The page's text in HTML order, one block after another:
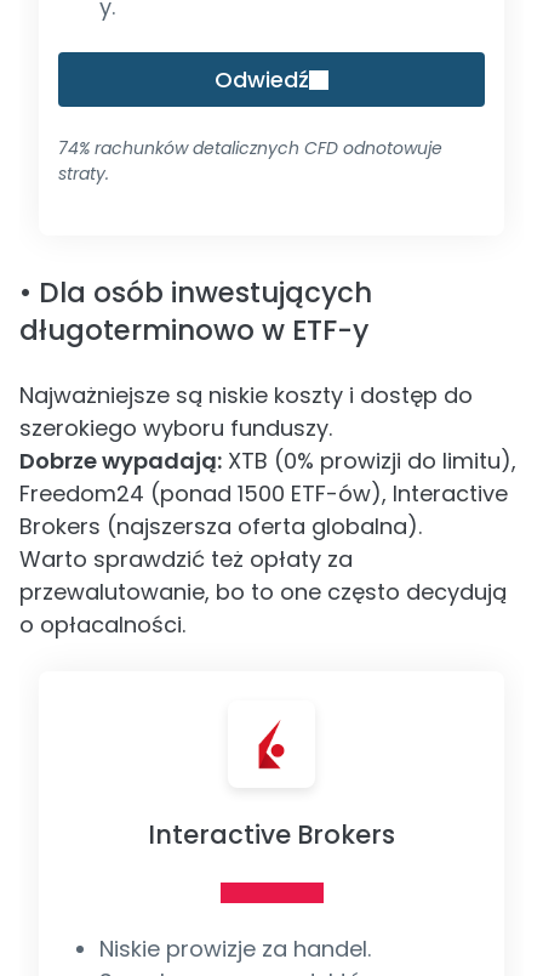
y.
Odwiedź
74% rachunków detalicznych CFD odnotowuje
straty.
• Dla osób inwestujących
długoterminowo w ETF-y
Najważniejsze są niskie koszty i dostęp do
szerokiego wyboru funduszy.
Dobrze wypadają: XTB (0% prowizji do limitu),
Freedom24 (ponad 1500 ETF-ów), Interactive
Brokers (najszersza oferta globalna).
Warto sprawdzić też opłaty za
przewalutowanie, bo to one często decydują
o opłacalności.
Interactive Brokers
Niskie prowizje za handel.